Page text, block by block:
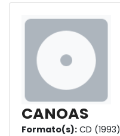
CANOAS
Formato(s): CD (1993)